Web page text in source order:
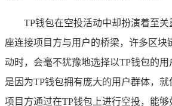
TP钱包在空投活动中却扮演着至
座连接项目方与用户的桥梁，许多区块
动时，会毫不犹豫地选择以TP钱包的
是因为TP钱包拥有庞大的用户群体，就
项目方通过在TP钱包上进行空投，能